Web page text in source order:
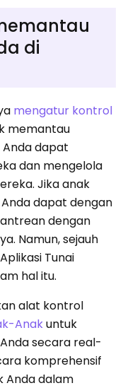
di
mengatur kontrol
memantau
Anda dapat
dan mengelola
Jika anak
dapat dengan
dengan
Namun, sejauh
Tunai
hal itu.
alat kontrol
Anakuntuk
secara real-
komprehensif
Anda dalam